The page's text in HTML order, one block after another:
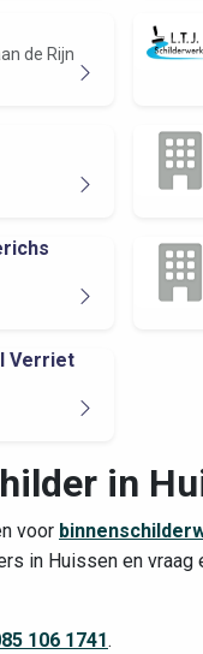
de Rijn
Verriet
in
voor
in Huissen en vraag
106 1741.